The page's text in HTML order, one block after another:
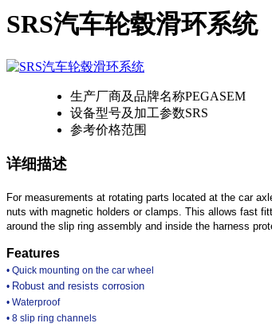
SRS汽车轮毂滑环系统
生产厂商及品牌名称PEGASEM
设备型号及加工参数SRS
参考价格范围
详细描述
For measurements at rotating parts located at the car
nuts with magnetic holders or clamps. This allows fast
around the slip ring assembly and inside the harness
Features
• Quick mounting on the car wheel
• Robust and resists corrosion
• Waterproof
• 8 slip ring channels